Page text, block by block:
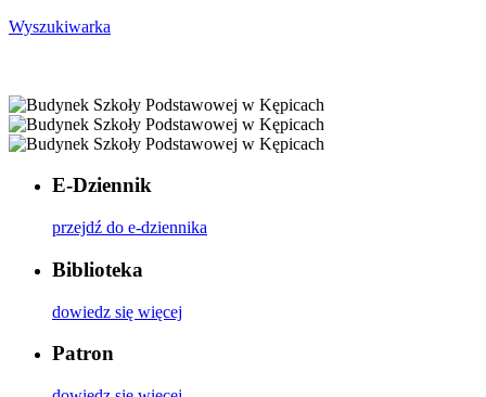
Wyszukiwarka
E-Dziennik
przejdź do e-dziennika
Biblioteka
dowiedz się więcej
Patron